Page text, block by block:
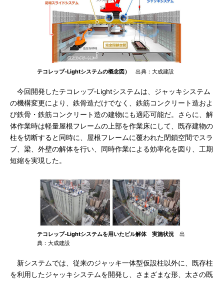
テコレップ-Lightシステムの概念図） 出典：大成建設
今回開発したテコレップ‐Lightシステムは、ジャッキシステム
の機構変更により、鉄骨造だけでなく、鉄筋コンクリート造およ
び鉄骨・鉄筋コンクリート造の建物にも適応可能だ。さらに、解
体作業時は軽量屋根フレームの上部を作業床にして、既存建物の
柱を切断すると同時に、屋根フレームに覆われた閉鎖空間でスラ
ブ、梁、外壁の解体を行い、同時作業による効率化を図り、工期
短縮を実現した。
テコレップ-Lightシステムを用いたビル解体 実施状況 出
典：大成建設
新システムでは、従来のジャッキ一体型仮設柱以外に、既存柱
を利用したジャッキシステムを開発し、さまざまな形、太さの既